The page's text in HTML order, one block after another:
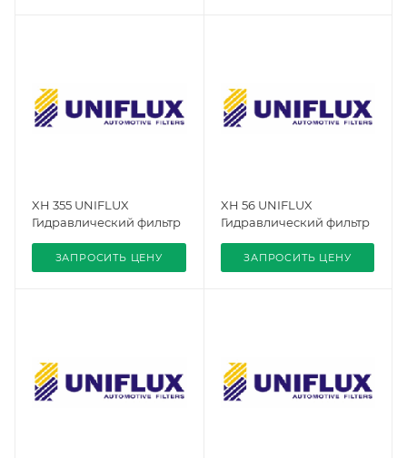
XH 355 UNIFLUX
Гидравлический фильтр
ЗАПРОСИТЬ ЦЕНУ
XH 56 UNIFLUX
Гидравлический фильтр
ЗАПРОСИТЬ ЦЕНУ